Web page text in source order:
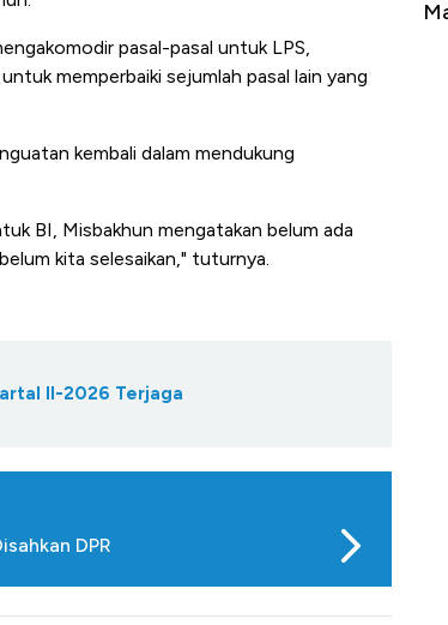
pasal-pasal untuk LPS,
memperbaiki sejumlah pasal lain yang
kembali dalam mendukung
BI, Misbakhun mengatakan belum ada
kita selesaikan," tuturnya.
II-2026 Terjaga
DPR
Mana yang Cuannya Paling Menyala?